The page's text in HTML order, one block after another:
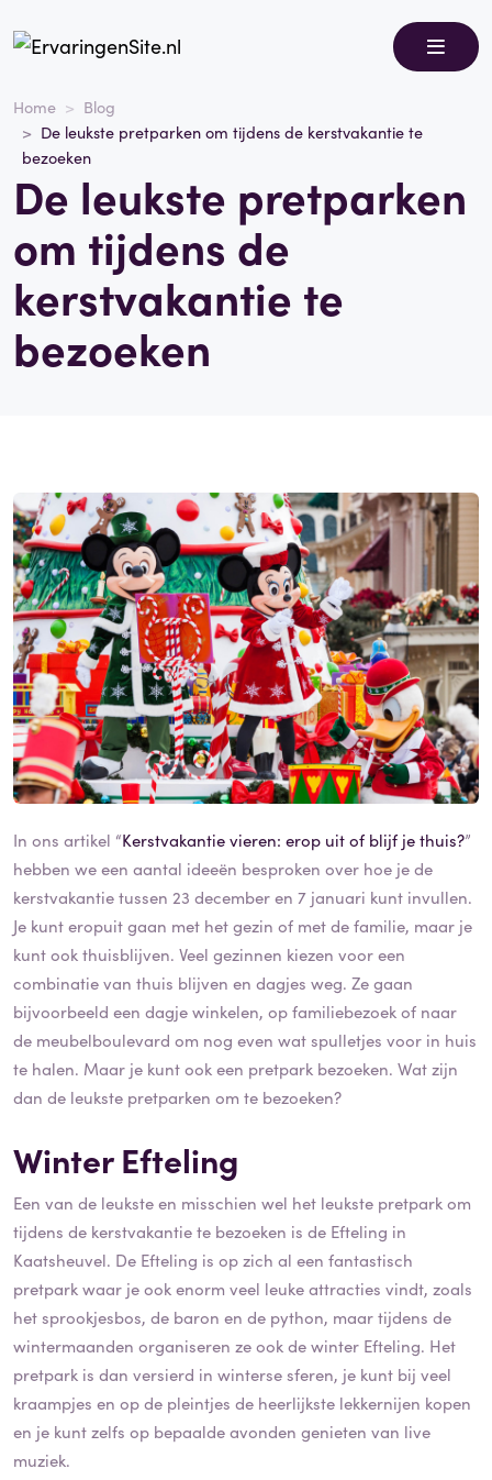
Home
Blog
De leukste pretparken om tijdens de kerstvakantie te
bezoeken
De leukste pretparken
om tijdens de
kerstvakantie te
bezoeken
In ons artikel “Kerstvakantie vieren: erop uit of blijf je thuis?”
hebben we een aantal ideeën besproken over hoe je de
kerstvakantie tussen 23 december en 7 januari kunt invullen.
Je kunt eropuit gaan met het gezin of met de familie, maar je
kunt ook thuisblijven. Veel gezinnen kiezen voor een
combinatie van thuis blijven en dagjes weg. Ze gaan
bijvoorbeeld een dagje winkelen, op familiebezoek of naar
de meubelboulevard om nog even wat spulletjes voor in huis
te halen. Maar je kunt ook een pretpark bezoeken. Wat zijn
dan de leukste pretparken om te bezoeken?
Winter Efteling
Een van de leukste en misschien wel het leukste pretpark om
tijdens de kerstvakantie te bezoeken is de Efteling in
Kaatsheuvel. De Efteling is op zich al een fantastisch
pretpark waar je ook enorm veel leuke attracties vindt, zoals
het sprookjesbos, de baron en de python, maar tijdens de
wintermaanden organiseren ze ook de winter Efteling. Het
pretpark is dan versierd in winterse sferen, je kunt bij veel
kraampjes en op de pleintjes de heerlijkste lekkernijen kopen
en je kunt zelfs op bepaalde avonden genieten van live
muziek.